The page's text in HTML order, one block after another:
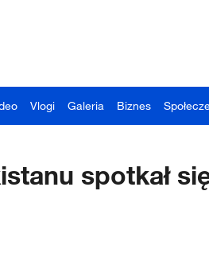
Vlogi Galeria Biznes
spotkał